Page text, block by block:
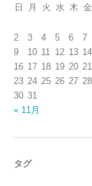
日
月 火 水 木 金
2
3 4 5 6 7
9
10 11 12 13 14
16 17 18 19 20 21
23 24 25 26 27 28
30 31
« 11月
タグ